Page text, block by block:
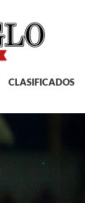
CLASIFICADOS